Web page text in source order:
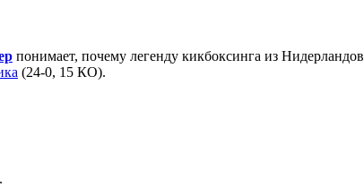
понимает, почему легенду кикбоксинга из Нидерландов
(24-0, 15 КО).